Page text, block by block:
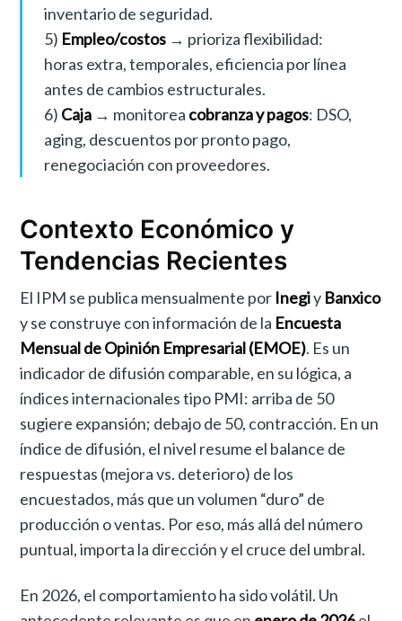
inventario de seguridad.
5) Empleo/costos→ prioriza flexibilidad:
horas extra, temporales, eficiencia por línea
antes de cambios estructurales.
6) Caja→ monitorea cobranza y pagos: DSO,
aging, descuentos por pronto pago,
renegociación con proveedores.
Contexto Económico y
Tendencias Recientes
El IPM se publica mensualmente por Inegiy Banxico
y se construye con información de la Encuesta
Mensual de Opinión Empresarial (EMOE). Es un
indicador de difusión comparable, en su lógica, a
índices internacionales tipo PMI: arriba de 50
sugiere expansión; debajo de 50, contracción. En un
índice de difusión, el nivel resume el balance de
respuestas (mejora vs. deterioro) de los
encuestados, más que un volumen “duro” de
producción o ventas. Por eso, más allá del número
puntual, importa la dirección y el cruce del umbral.
En 2026, el comportamiento ha sido volátil. Un